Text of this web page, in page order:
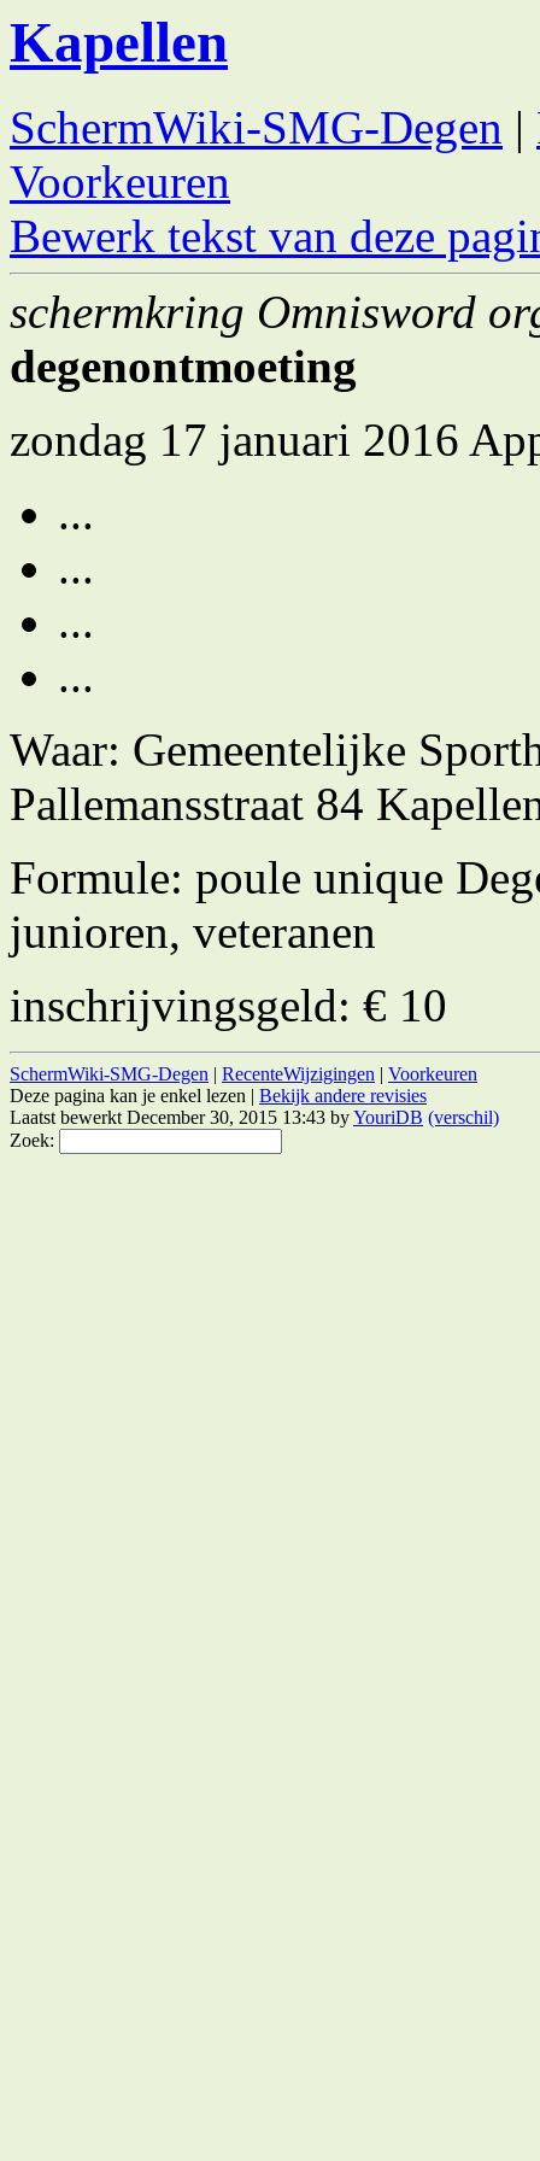
Kapellen
SchermWiki-SMG-Degen |
Voorkeuren
Bewerk tekst van deze
schermkring Omnisword
degenontmoeting
zondag 17 januari 2016
...
...
...
...
Waar: Gemeentelijke
Pallemansstraat 84
Formule: poule unique
junioren, veteranen
inschrijvingsgeld: € 10
SchermWiki-SMG-Degen | RecenteWijzigingen | Voorkeuren
Deze pagina kan je enkel lezen | Bekijk andere revisies
Laatst bewerkt December 30, 2015 13:43 byYouriDB (verschil)
Zoek: